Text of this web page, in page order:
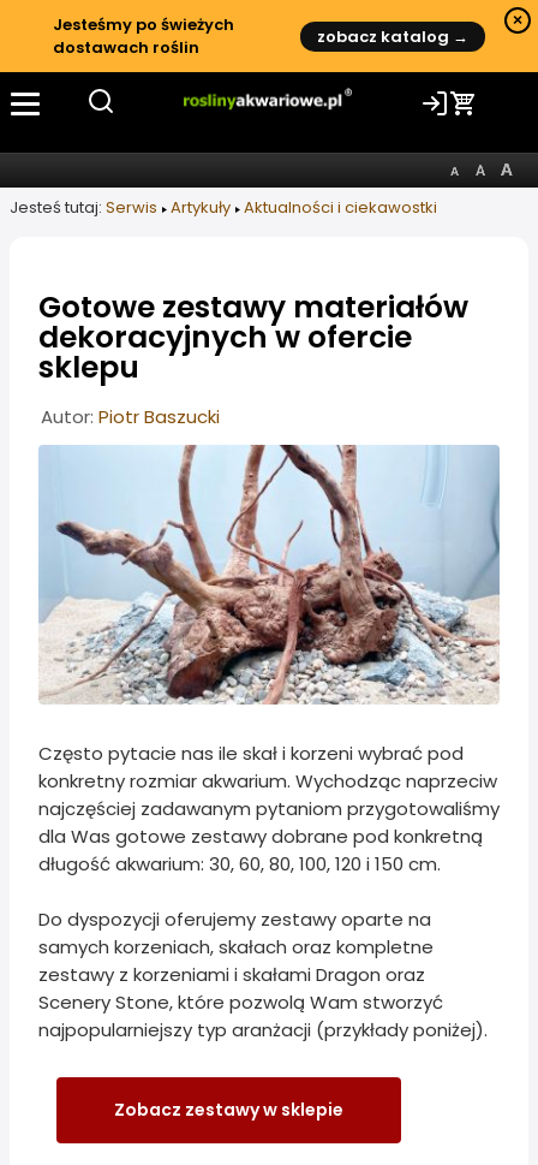
Jesteśmy po świeżych
dostawach roślin
zobacz katalog →
×
Jesteś tutaj: Serwis Artykuły Aktualności i ciekawostki
Gotowe zestawy materiałów
dekoracyjnych w ofercie
sklepu
Informacje o artykule
Autor: Piotr Baszucki
Często pytacie nas ile skał i korzeni wybrać pod
konkretny rozmiar akwarium. Wychodząc naprzeciw
najczęściej zadawanym pytaniom przygotowaliśmy
dla Was gotowe zestawy dobrane pod konkretną
długość akwarium: 30, 60, 80, 100, 120 i 150 cm.
Do dyspozycji oferujemy zestawy oparte na
samych korzeniach, skałach oraz kompletne
zestawy z korzeniami i skałami Dragon oraz
Scenery Stone, które pozwolą Wam stworzyć
najpopularniejszy typ aranżacji (przykłady poniżej).
Zobacz zestawy w sklepie